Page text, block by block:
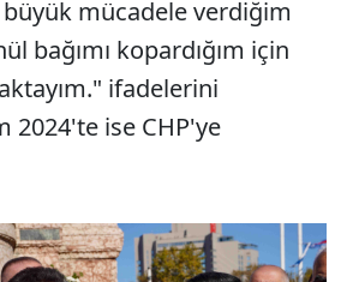
mücadele verdiğim
bağımı kopardığım için
ifadelerini
2024'te ise CHP'ye